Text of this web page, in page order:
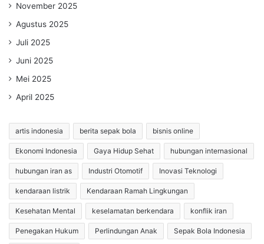
November 2025
Agustus 2025
Juli 2025
Juni 2025
Mei 2025
April 2025
artis indonesia berita sepak bola bisnis online
Ekonomi Indonesia Gaya Hidup Sehat hubungan internasional
hubungan iran as Industri Otomotif Inovasi Teknologi
kendaraan listrik Kendaraan Ramah Lingkungan
Kesehatan Mental keselamatan berkendara konflik iran
Penegakan Hukum Perlindungan Anak Sepak Bola Indonesia